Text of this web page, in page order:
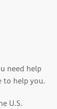
need help
to help you.
U.S.